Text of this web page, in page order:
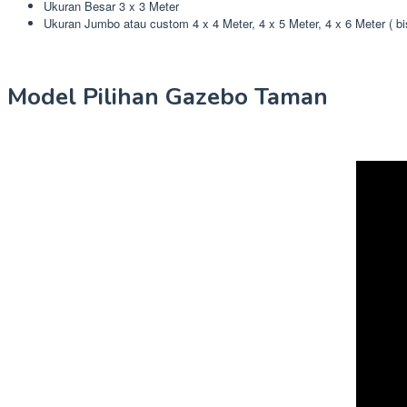
Ukuran Besar 3 x 3 Meter
Ukuran Jumbo atau custom 4 x 4 Meter, 4 x 5 Meter, 4 x 6 Meter (
Model Pilihan Gazebo Taman